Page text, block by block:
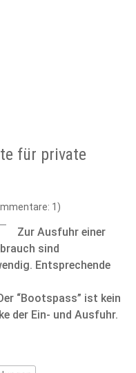
für private
1)
Zur Ausfuhr einer
sind
Entsprechende
“Bootspass” ist kein
der Ein- und Ausfuhr.